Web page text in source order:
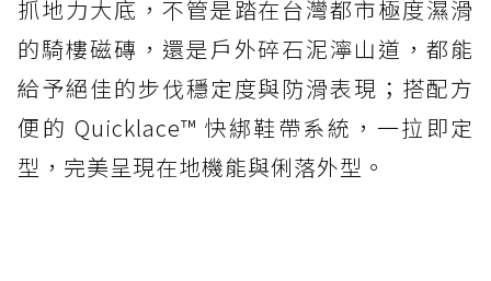
抓地力大底，不管是踏在台灣都市極度濕滑
的騎樓磁磚，還是戶外碎石泥濘山道，都能
給予絕佳的步伐穩定度與防滑表現；搭配方
便的 Quicklace™ 快綁鞋帶系統，一拉即定
型，完美呈現在地機能與俐落外型。